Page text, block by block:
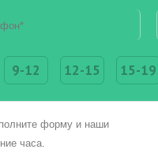
9-12 12-15 15-19
форму и наши
часа.